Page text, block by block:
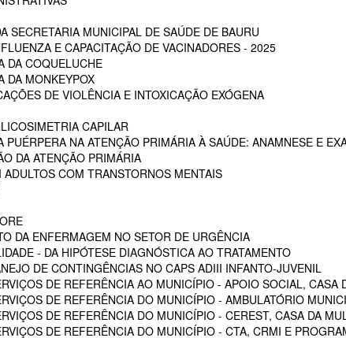
SECRETARIA MUNICIPAL DE SAÚDE DE BAURU
E CAPACITAÇÃO DE VACINADORES - 2025
DA COQUELUCHE
DA MONKEYPOX
DE VIOLÊNCIA E INTOXICAÇÃO EXÓGENA
CAPILAR
NA ATENÇÃO PRIMÁRIA À SAÚDE: ANAMNESE E
DA ATENÇÃO PRIMÁRIA
COM TRANSTORNOS MENTAIS
DA ENFERMAGEM NO SETOR DE URGÊNCIA
- DA HIPÓTESE DIAGNÓSTICA AO TRATAMENTO
DE CONTINGÊNCIAS NO CAPS ADIII INFANTO-JUVENIL
DE REFERÊNCIA AO MUNICÍPIO - APOIO SOCIAL,
DE REFERÊNCIA DO MUNICÍPIO - AMBULATÓRIO
DE REFERÊNCIA DO MUNICÍPIO - CEREST, CASA DA
DE REFERÊNCIA DO MUNICÍPIO - CTA, CRMI E